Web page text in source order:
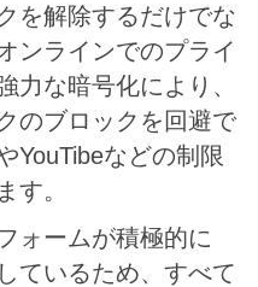
を解除するだけでな
ンラインでのプライ
力な暗号化により、
のブロックを回避で
YouTibeなどの制限
す。
ォームが積極的に
ているため、すべて